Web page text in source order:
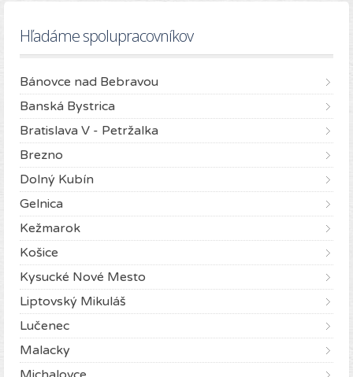
Hľadáme spolupracovníkov
Bánovce nad Bebravou
Banská Bystrica
Bratislava V - Petržalka
Brezno
Dolný Kubín
Gelnica
Kežmarok
Košice
Kysucké Nové Mesto
Liptovský Mikuláš
Lučenec
Malacky